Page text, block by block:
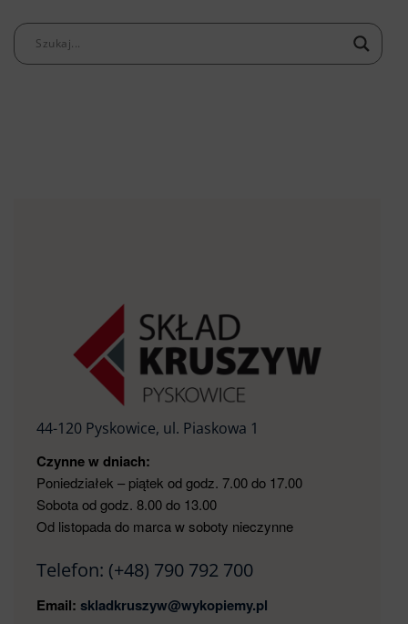
44-120 Pyskowice, ul. Piaskowa 1
Czynne w dniach:
Poniedziałek – piątek od godz. 7.00 do 17.00
Sobota od godz. 8.00 do 13.00
Od listopada do marca w soboty nieczynne
Telefon: (+48) 790 792 700
Email: skladkruszyw@wykopiemy.pl